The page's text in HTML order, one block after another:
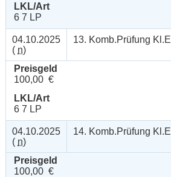
LKL/Art
6 7 LP
04.10.2025
( n)
13. Komb.Prüfung Kl.E
Preisgeld
100,00 €
LKL/Art
6 7 LP
04.10.2025
( n)
14. Komb.Prüfung Kl.E
Preisgeld
100,00 €